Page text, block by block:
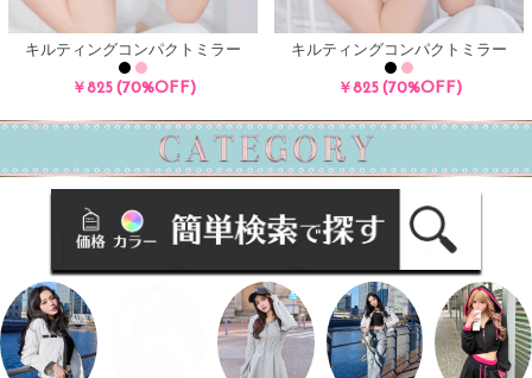
キルティングコンパクトミラー
￥825(70%OFF)
キルティングコンパクトミラー
￥825(70%OFF)